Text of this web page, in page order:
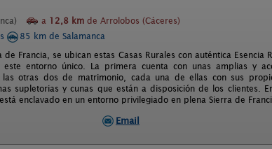
a 12,8 km de Arrolobos (Cáceres)
85 km de Salamanca
de Francia, se ubican estas Casas Rurales con auténtica Esencia
entorno único. La primera cuenta con unas amplias y
otras dos de matrimonio, cada una de ellas con sus
supletorias y cunas que están a disposición de los clientes.
enclavado en un entorno privilegiado en plena Sierra de
Email